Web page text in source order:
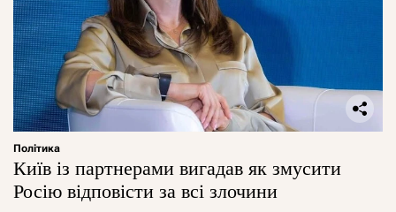
Політика
Київ із партнерами вигадав як змусити
Росію відповісти за всі злочини